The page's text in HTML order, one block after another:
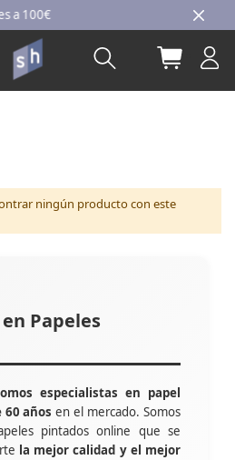
Ir
al
contenido
100€
Buscar Mi
ningún producto con este
Papeles
especialistas en papel
años en el mercado. Somos
pintados online que se
la mejor calidad y el mejor